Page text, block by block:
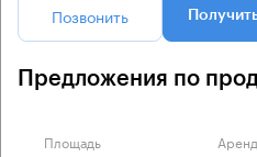
Позвонить
Предложения по
Площадь